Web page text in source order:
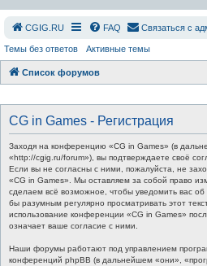
СGIG.RU FAQ Связаться с
Темы без ответов Активные темы
Список форумов
CG in Games - Регистрация
Заходя на конференцию «CG in Games» (в
«http://cgig.ru/forum»), вы подтверждаете своё
Если вы не согласны с ними, пожалуйста, не
«CG in Games». Мы оставляем за собой право
сделаем всё возможное, чтобы уведомить вас
бы разумным регулярно просматривать этот
использование конференции «CG in Games»
означает ваше согласие с ними.
Наши форумы работают под управлением
конференций phpBB (в дальнейшем «они»,